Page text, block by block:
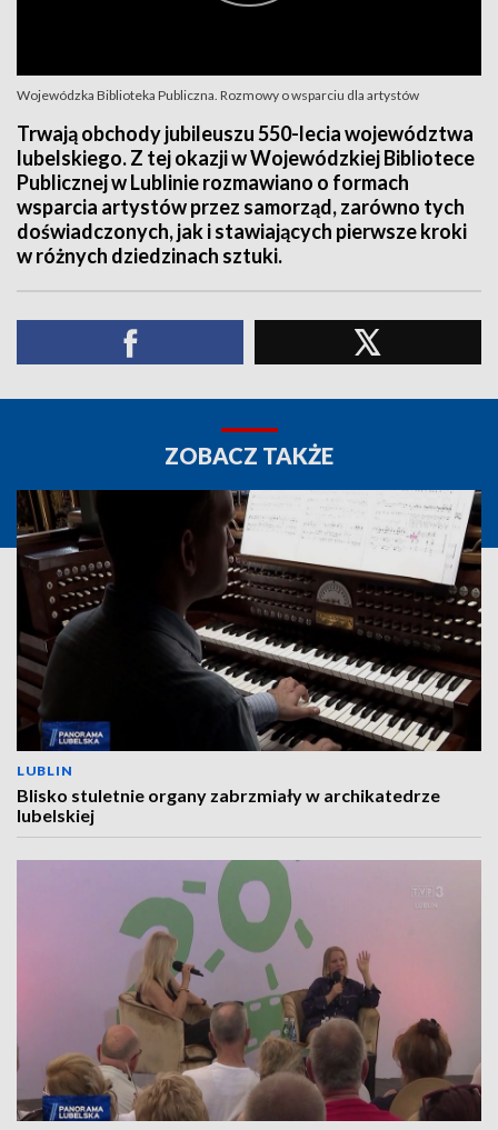
Wojewódzka Biblioteka Publiczna. Rozmowy o wsparciu dla artystów
Trwają obchody jubileuszu 550-lecia województwa
lubelskiego. Z tej okazji w Wojewódzkiej Bibliotece
Publicznej w Lublinie rozmawiano o formach
wsparcia artystów przez samorząd, zarówno tych
doświadczonych, jak i stawiających pierwsze kroki
w różnych dziedzinach sztuki.
ZOBACZ TAKŻE
LUBLIN
Blisko stuletnie organy zabrzmiały w archikatedrze
lubelskiej